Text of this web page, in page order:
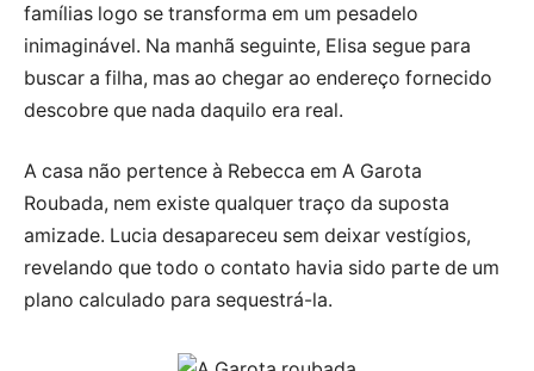
famílias logo se transforma em um pesadelo
inimaginável. Na manhã seguinte, Elisa segue para
buscar a filha, mas ao chegar ao endereço fornecido
descobre que nada daquilo era real.
A casa não pertence à Rebecca em A Garota
Roubada, nem existe qualquer traço da suposta
amizade. Lucia desapareceu sem deixar vestígios,
revelando que todo o contato havia sido parte de um
plano calculado para sequestrá-la.